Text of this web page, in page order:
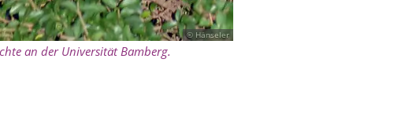
© Hänseler
an der Universität Bamberg.